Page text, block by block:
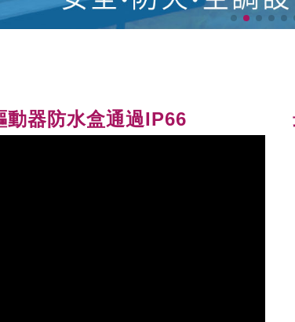
器防水盒通過IP66